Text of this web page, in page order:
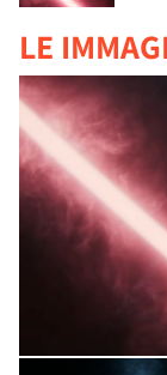
LE